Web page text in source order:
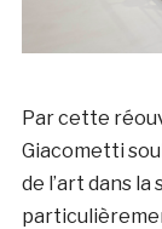
Par cette
Giacometti
de l’art dans